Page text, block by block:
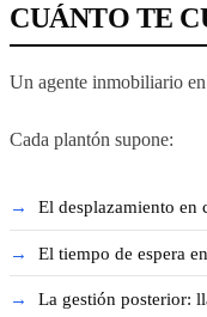
CUÁNTO TE
Un agente inmobiliario en
Cada plantón supone:
El desplazamiento en
El tiempo de espera
La gestión posterior: